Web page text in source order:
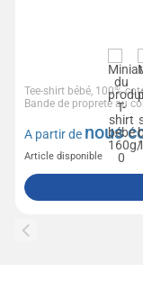
Tee-shirt bébé, 100%
Bande de propreté au
A partir de nous
Article disponible